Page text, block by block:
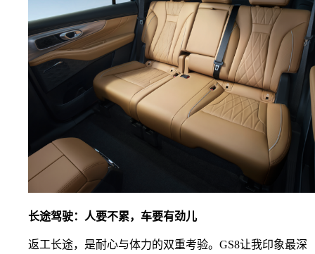
长途驾驶：人要不累，车要有劲儿
返工长途，是耐心与体力的双重考验。GS8让我印象最深